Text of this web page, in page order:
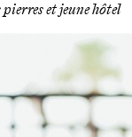
et jeune hôtel